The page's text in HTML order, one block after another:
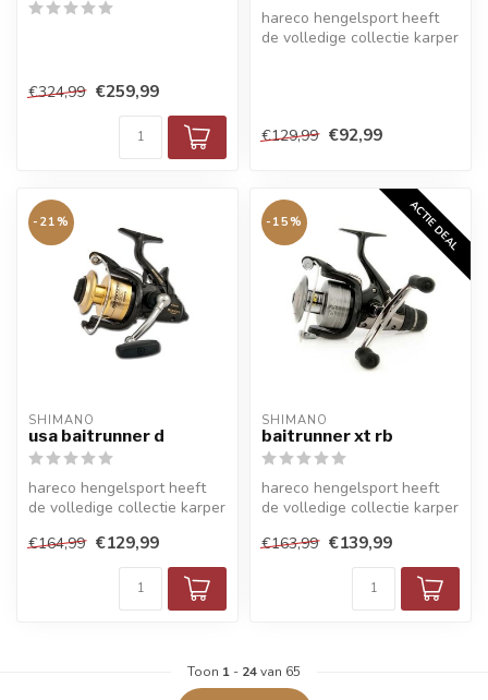
€324,99 €259,99
hareco hengelsport heeft
de volledige collectie karper
€129,99 €92,99
-21%
SHIMANO
usa baitrunner d
hareco hengelsport heeft
de volledige collectie karper
€164,99 €129,99
ACTIE DEAL
-15%
SHIMANO
baitrunner xt rb
hareco hengelsport heeft
de volledige collectie karper
€163,99 €139,99
Toon 1 - 24van 65